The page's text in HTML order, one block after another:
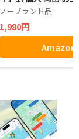
ノーブランド品
1,980円
Amazon